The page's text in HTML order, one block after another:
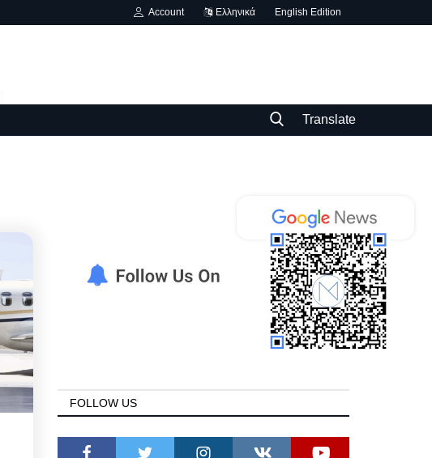
Account Ελληνικά English Edition
Translate
FOLLOW US